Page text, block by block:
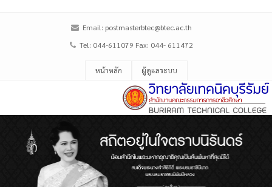
Email: postmasterbtec@btec.ac.th
Tel: 044-611079 Fax: 044- 611472
หน้าหลัก ผู้ดูแลระบบ